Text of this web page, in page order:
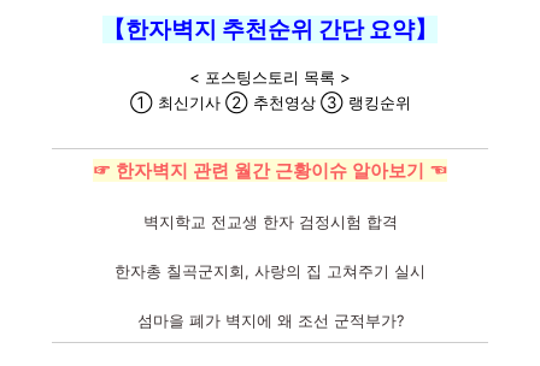
【한자벽지 추천순위 간단 요약】
< 포스팅스토리 목록 >
① 최신기사 ② 추천영상 ③ 랭킹순위
☞ 한자벽지 관련 월간 근황이슈 알아보기 ☜
벽지학교 전교생 한자 검정시험 합격
한자총 칠곡군지회, 사랑의 집 고쳐주기 실시
섬마을 폐가 벽지에 왜 조선 군적부가?